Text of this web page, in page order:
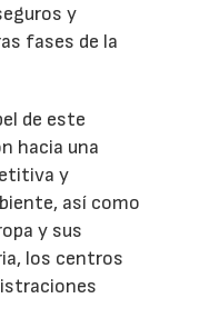
y
fases de la
de este
hacia una
y
así como
y sus
los centros